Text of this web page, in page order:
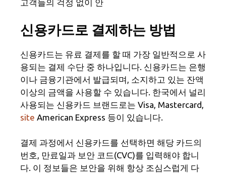
고객들의 걱정 없이 안
신용카드로 결제하는 방법
신용카드는 유료 결제를 할 때 가장 일반적으로 사
용되는 결제 수단 중 하나입니다. 신용카드는 은행
이나 금융기관에서 발급되며, 소지하고 있는 잔액
이상의 금액을 사용할 수 있습니다. 한국에서 널리
사용되는 신용카드 브랜드로는 Visa, Mastercard,
site American Express 등이 있습니다.
결제 과정에서 신용카드를 선택하면 해당 카드의
번호, 만료일과 보안 코드(CVC)를 입력해야 합니
다. 이 정보들은 보안을 위해 항상 조심스럽게 다